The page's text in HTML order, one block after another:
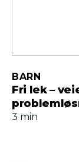
Fri lek –
BARN
3 min